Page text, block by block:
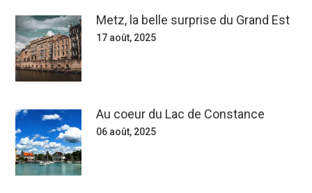
Metz, la belle surprise du Grand Est
17 août, 2025
Au coeur du Lac de Constance
06 août, 2025